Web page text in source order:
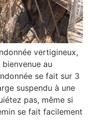
vertigineux,
au
se fait sur 3
suspendu à une
pas, même si
se fait facilement